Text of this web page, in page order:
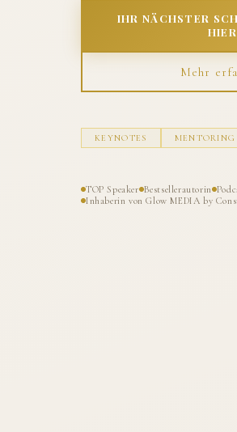
IHR NÄCHSTER
HIER
Mehr
KEYNOTES MENTORING
TOP Speaker Bestsellerautorin
Inhaberin von Glow MEDIA by